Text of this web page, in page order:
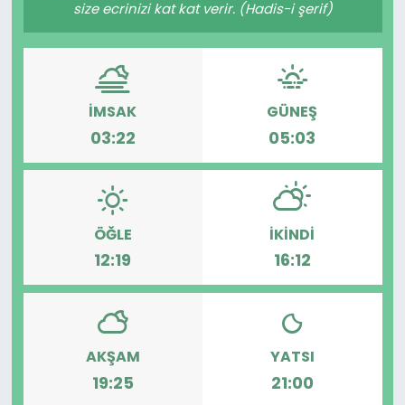
size ecrinizi kat kat verir. (Hadis-i şerif)
İMSAK
03:22
GÜNEŞ
05:03
ÖĞLE
12:19
İKINDI
16:12
AKŞAM
19:25
YATSI
21:00
SPOR
11:11 MANŞET